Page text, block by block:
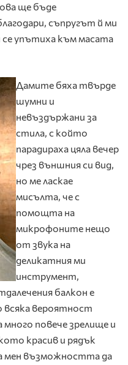
ще бъде
съпругът й ми
упътиха към масата
Дамите бяха твърде
шумни и
невъздържани за
стила, с който
парадираха цяла вечер
чрез външния си вид,
но ме ласкае
мисълта, че с
помощта на
микрофоните нещо
от звука на
деликатния ми
инструмент,
балкон е
всяка вероятност
повече зрелище и
красив и рядък
мен възможността да